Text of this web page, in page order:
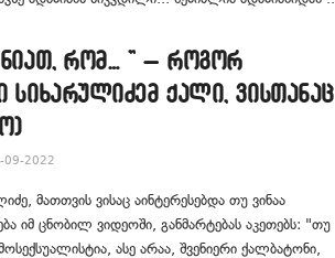
რომ… ” – როგორ
სიხარულიძემ ქალი, ვისთანაც
2022
მათთვის ვისაც აინტერესებდა თუ ვინაა
იმ ცნობილ ვიდეოში, განმარტებას აკეთებს: "თუ
ასე არაა, შვენიერი ქალბატონი,